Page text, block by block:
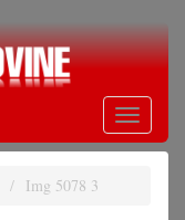
Toggle
Img 5078 3